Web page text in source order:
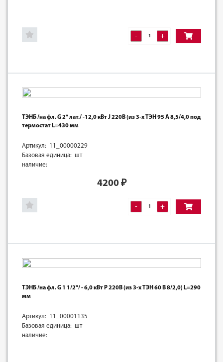
- +
ТЭНБ /на фл. G 2" лат./ -12,0 кВт J 220В (из 3-х ТЭН 95 А 8,5/4,0 под
термостат L=430 мм
Артикул: 11_00000229
Базовая единица: шт
наличие:
4200₽
- +
ТЭНБ /на фл. G 1 1/2"/ - 6,0 кВт Р 220В (из 3-х ТЭН 60 В 8/2,0) L=290
мм
Артикул: 11_00001135
Базовая единица: шт
наличие: